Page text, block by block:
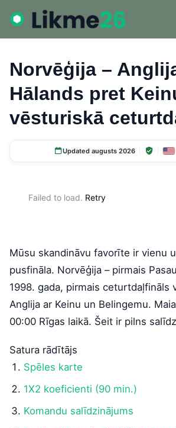
Norvēģija –
Hālands pret
vēsturiskā
Updated augusts 2026
Failed to load. Retry
Mūsu skandināvu favorīte ir vienu
pusfināla. Norvēģija – pirmais
1998. gada, pirmais ceturtdaļfināls
Anglija ar Keinu un Belingemu.
00:00 Rīgas laikā. Šeit ir pilns
Satura rādītājs
Spēles karte
1X2 koeficienti (90 min.)
Komandu salīdzinājums